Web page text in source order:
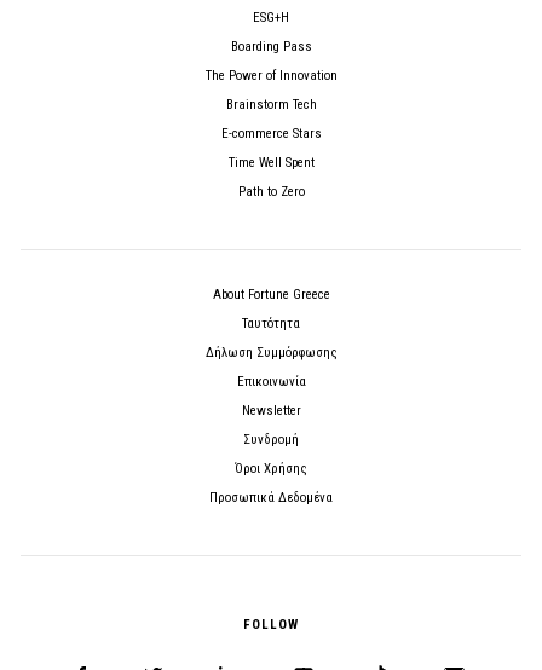
ESG+H
Boarding Pass
The Power of Innovation
Brainstorm Tech
E-commerce Stars
Time Well Spent
Path to Zero
About Fortune Greece
Ταυτότητα
Δήλωση Συμμόρφωσης
Επικοινωνία
Newsletter
Συνδρομή
Όροι Χρήσης
Προσωπικά Δεδομένα
FOLLOW